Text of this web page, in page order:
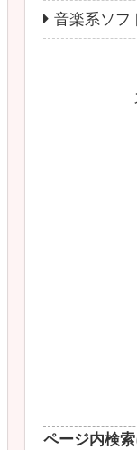
音楽系ソフ
ページ内検